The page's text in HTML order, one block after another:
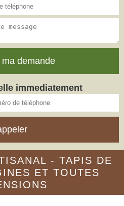
immediatement
- TAPIS DE
ET TOUTES